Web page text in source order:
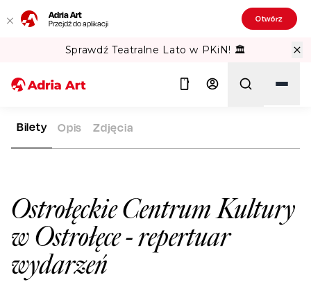
Adria Art
Przejdź do aplikacji Otwórz
Sprawdź Teatralne Lato w PKiN! 🏛️
ADRIA ART SALE WIDOWISKOWE
Ostrołęckie Centrum Kultury
w Ostrołęce- repertuar
wydarzeń
Bilety Opis Zdjęcia